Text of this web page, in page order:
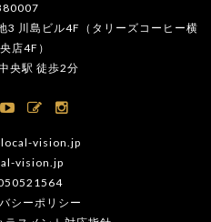
3 川島ビル4F（タリーズコーヒー横
店4F）
央駅 徒歩2分
  
vision.jp
vision.jp
シーポリシー